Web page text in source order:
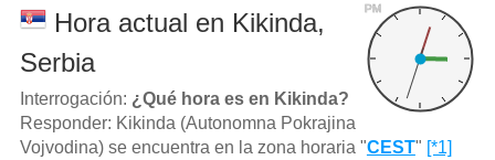
PM
Hora actual en Kikinda,
Serbia
Interrogación: ¿Qué hora es en Kikinda?
Responder: Kikinda (Autonomna Pokrajina
Vojvodina) se encuentra en la zona horaria "CEST" [*1]